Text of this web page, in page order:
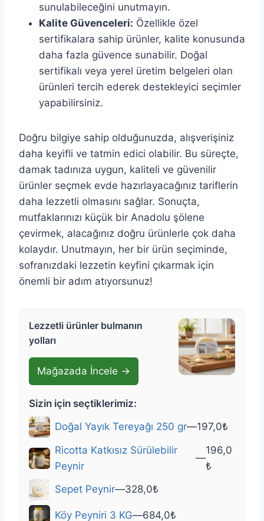
sunulabileceğini unutmayın.
Kalite Güvenceleri: Özellikle özel
sertifikalara sahip ürünler, kalite konusunda
daha fazla güvence sunabilir. Doğal
sertifikalı veya yerel üretim belgeleri olan
ürünleri tercih ederek destekleyici seçimler
yapabilirsiniz.
Doğru bilgiye sahip olduğunuzda, alışverişiniz
daha keyifli ve tatmin edici olabilir. Bu süreçte,
damak tadınıza uygun, kaliteli ve güvenilir
ürünler seçmek evde hazırlayacağınız tariflerin
daha lezzetli olmasını sağlar. Sonuçta,
mutfaklarınızı küçük bir Anadolu şölene
çevirmek, alacağınız doğru ürünlerle çok daha
kolaydır. Unutmayın, her bir ürün seçiminde,
sofranızdaki lezzetin keyfini çıkarmak için
önemli bir adım atıyorsunuz!
Lezzetli ürünler bulmanın
yolları
Mağazada İncele →
Sizin için seçtiklerimiz:
Doğal Yayık Tereyağı 250 gr—197,0₺
Ricotta Katkısız Sürülebilir
Peynir
—
196,0
₺
Sepet Peynir—328,0₺
Köy Peyniri 3 KG—684,0₺